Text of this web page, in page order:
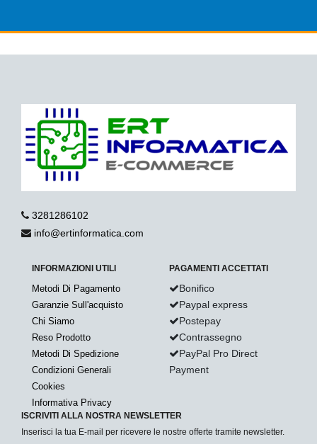
3281286102
info@ertinformatica.com
INFORMAZIONI UTILI
Metodi Di Pagamento
Garanzie Sull'acquisto
Chi Siamo
Reso Prodotto
Metodi Di Spedizione
Condizioni Generali
Cookies
Informativa Privacy
PAGAMENTI ACCETTATI
Bonifico
Paypal express
Postepay
Contrassegno
PayPal Pro Direct
Payment
ISCRIVITI ALLA NOSTRA NEWSLETTER
Inserisci la tua E-mail per ricevere le nostre offerte tramite newsletter.